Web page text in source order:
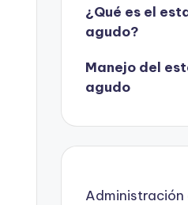
¿Qué es el
agudo?
Manejo del
agudo